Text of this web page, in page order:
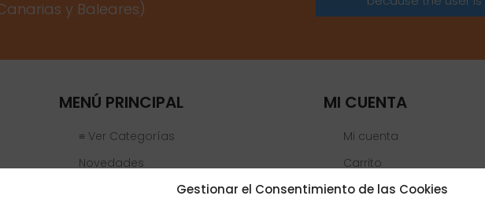
Gestionar el Consentimiento de las Cookies
y Baleares)
MENÚ PRINCIPAL
≡ Ver Categorías
Novedades
MI CUENTA
Mi cuenta
Carrito
Lista de deseos